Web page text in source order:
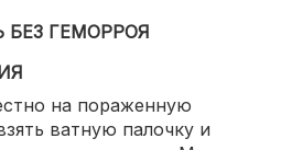
на пораженную
ватную палочку и